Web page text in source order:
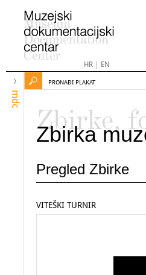
HR| EN
mdc
PRONAĐI PLAKAT
Zbirke,
Zbirka
Pregled Zbirke
VITEŠKI TURNIR